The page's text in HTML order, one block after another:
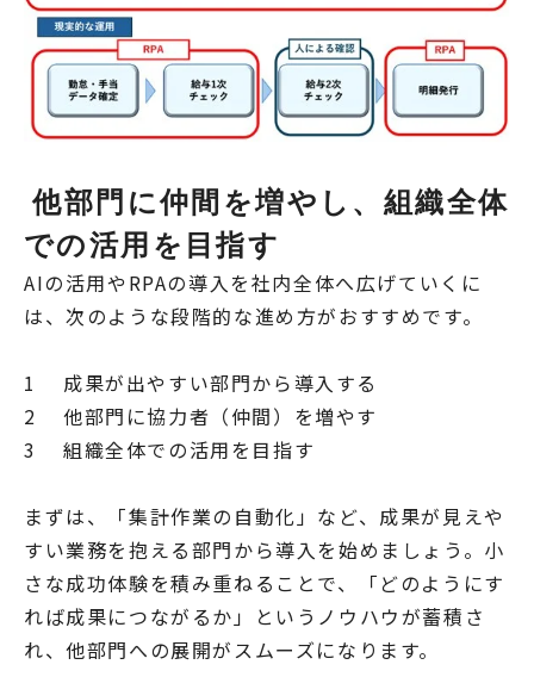
他部門に仲間を増やし、組織全体
での活用を目指す
AIの活用やRPAの導入を社内全体へ広げていくに
は、次のような段階的な進め方がおすすめです。
1 成果が出やすい部門から導入する
2 他部門に協力者（仲間）を増やす
3 組織全体での活用を目指す
まずは、「集計作業の自動化」など、成果が見えや
すい業務を抱える部門から導入を始めましょう。小
さな成功体験を積み重ねることで、「どのようにす
れば成果につながるか」というノウハウが蓄積さ
れ、他部門への展開がスムーズになります。